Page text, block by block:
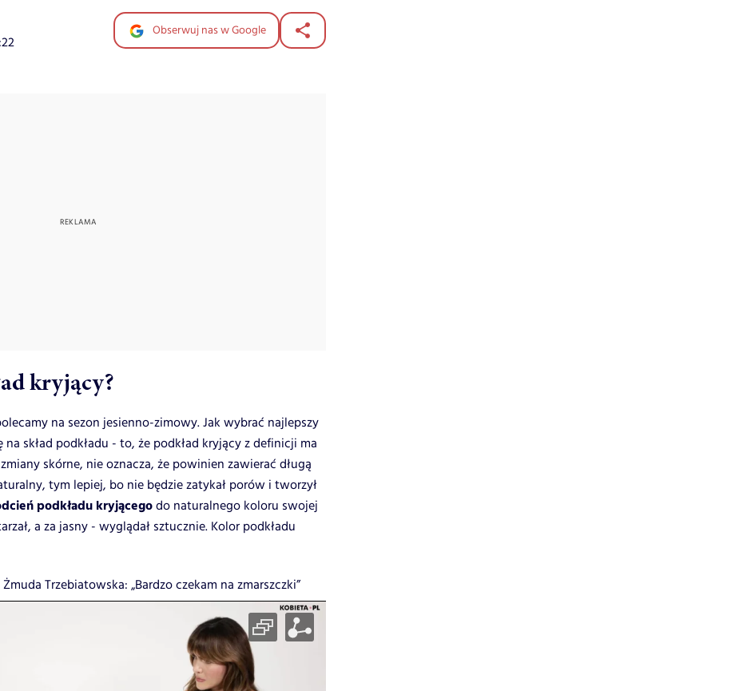
Obserwuj nas w Google
kryjący?
na sezon jesienno-zimowy. Jak wybrać najlepszy
skład podkładu - to, że podkład kryjący z definicji ma
skórne, nie oznacza, że powinien zawierać długą
tym lepiej, bo nie będzie zatykał porów i tworzył
podkładu kryjącegodo naturalnego koloru swojej
a za jasny - wyglądał sztucznie. Kolor podkładu
Trzebiatowska: „Bardzo czekam na zmarszczki”